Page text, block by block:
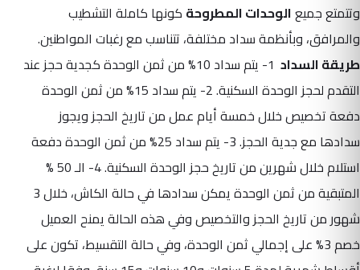
وتتمتع جميعالوحدات المطروحة كونها كاملة التشطيب
والمرافق، وبأنظمة سداد مختلفة، تتناسب مع رغبات المواطنين.
طريقة السداد
1- يتم سداد 10% من ثمن الوحدة كجدية حجز عند
التقدم لحجز الوحدة السكنية. 2- يتم سداد 15% من ثمن الوحدة
دفعة تخصيص خلال خمسة أيام عمل من تاريخ الحجز ويجوز
سدادها مع جدية الحجز. 3- يتم سداد 25% من ثمن الوحدة دفعة
استلام خلال شهرين من تاريخ حجز الوحدة السكنية. 4- الـ 50 %
المتبقية من ثمن الوحدة يمكن سدادها في حالة الكاش، خلال 3
شهور من تاريخ الحجز والتخصيص وفي هذه الحالة يمنح العميل
خصم 3% على إجمالي ثمن الوحدة، وفي حالة التقسيط، تكون على